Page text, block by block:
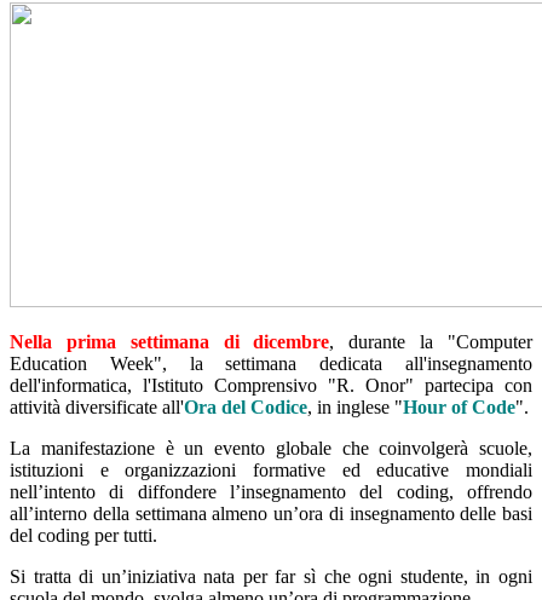
Nella prima settimana di dicembre, durante la "Computer
Education Week", la settimana dedicata all'insegnamento
dell'informatica, l'Istituto Comprensivo "R. Onor" partecipa con
attività diversificate all'Ora del Codice, in inglese "Hour of Code".
La manifestazione è un evento globale che coinvolgerà scuole,
istituzioni e organizzazioni formative ed educative mondiali
nell’intento di diffondere l’insegnamento del coding, offrendo
all’interno della settimana almeno un’ora di insegnamento delle basi
del coding per tutti.
Si tratta di un’iniziativa nata per far sì che ogni studente, in ogni